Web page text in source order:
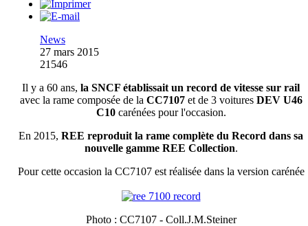
News
27 mars 2015
21546
Il y a 60 ans, la SNCF établissait un record de vitesse sur rail
avec la rame composée de la CC7107et de 3 voitures DEV U46
C10carénées pour l'occasion.
En 2015, REE reproduit la rame complète du Record dans sa
nouvelle gamme REE Collection.
Pour cette occasion la CC7107 est réalisée dans la version carénée
Photo : CC7107 - Coll.J.M.Steiner